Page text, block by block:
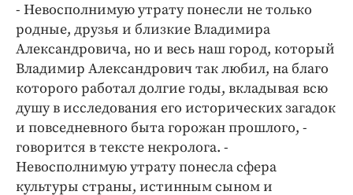
Бренд года
Работодатель года
- Невосполнимую утрату понесли не только
родные, друзья и близкие Владимира
Александровича, но и весь наш город, который
Владимир Александрович так любил, на благо
которого работал долгие годы, вкладывая всю
душу в исследования его исторических загадок
и повседневного быта горожан прошлого, -
говорится в тексте некролога. -
Невосполнимую утрату понесла сфера
культуры страны, истинным сыном и